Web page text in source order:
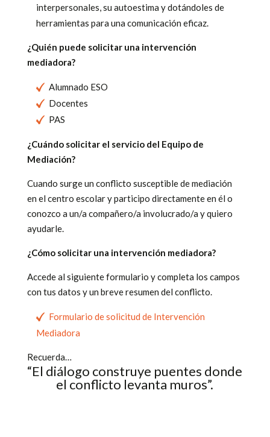
interpersonales, su autoestima y dotándoles de
herramientas para una comunicación eficaz.
¿Quién puede solicitar una intervención
mediadora?
Alumnado ESO
Docentes
PAS
¿Cuándo solicitar el servicio del Equipo de
Mediación?
Cuando surge un conflicto susceptible de mediación
en el centro escolar y participo directamente en él o
conozco a un/a compañero/a involucrado/a y quiero
ayudarle.
¿Cómo solicitar una intervención mediadora?
Accede al siguiente formulario y completa los campos
con tus datos y un breve resumen del conflicto.
Formulario de solicitud de Intervención
Mediadora
Recuerda…
“El diálogo construye puentes donde
el conflicto levanta muros”.